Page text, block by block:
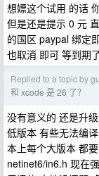
想嫖这个试用 的话
但是还是提示 0 元
的国区 paypal 绑定
也取消 即可 等到期
Replied to a topic by
和 xcode 是 26 了？
没有意义的 还是升
低版本 有些无法编
本上每个大版本 都
netinet6/in6.h 现在